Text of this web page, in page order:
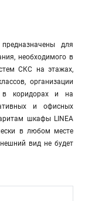
для
необходимого в
СКС на этажах,
организации
в коридорах и на
и офисных
шкафы LINEA
в любом месте
вид не будет